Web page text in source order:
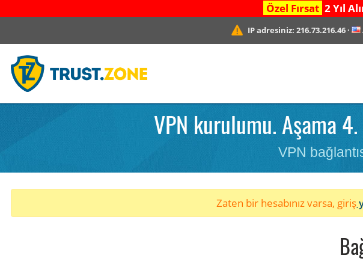
Özel Fırsat 2 Yıl
IP adresiniz: 216.73.216.46·
VPN kurulumu. Aşama
VPN
Zaten bir hesabınız varsa, giriş